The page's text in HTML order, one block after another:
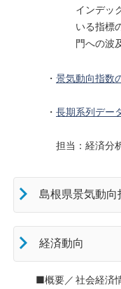
インデッ
いる指標
門への波
・ 景気動向指数
・ 長期系列デー
担当：経済分析係
島根県景気動
経済動向
■概要／ 社会経済